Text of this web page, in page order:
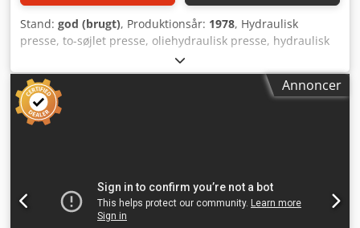
Stand: god (brugt), Produktionsår: 1978, Hydraulisk
presse, to-søjlet presse, oliehydraulisk presse, hydraulisk
presse, hurtigtaktspresse, hurtigtakt-hydraulisk presse -
Fabrikat: Hans Schoen, hydraulisk presse type SH 100 -
Pressekraft: 100 t - Motor: 11 kW - Opspændingsbord: 580
x 440 mm / boring Ø 150 mm - Maks. ilægningshøjde: 435
mm - Udladning: 650 mm - Maks. slag: 150 mm -
Annoncer